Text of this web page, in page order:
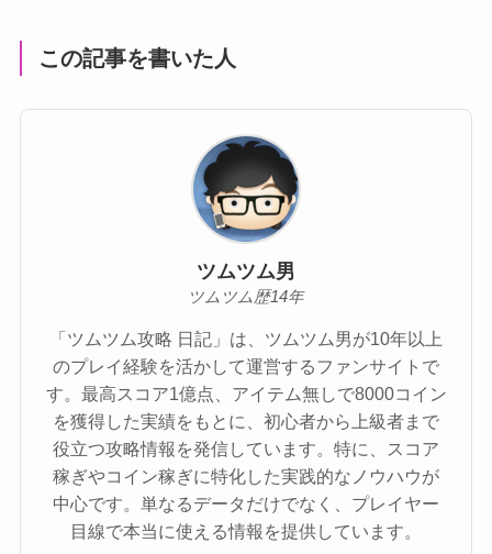
この記事を書いた人
ツムツム男
ツムツム歴14年
「ツムツム攻略 日記」は、ツムツム男が10年以上
のプレイ経験を活かして運営するファンサイトで
す。最高スコア1億点、アイテム無しで8000コイン
を獲得した実績をもとに、初心者から上級者まで
役立つ攻略情報を発信しています。特に、スコア
稼ぎやコイン稼ぎに特化した実践的なノウハウが
中心です。単なるデータだけでなく、プレイヤー
目線で本当に使える情報を提供しています。